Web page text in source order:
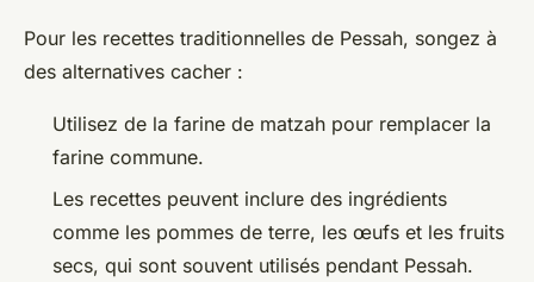
Pour les recettes traditionnelles de Pessah, songez à
des alternatives cacher :
Utilisez de la farine de matzah pour remplacer la
farine commune.
Les recettes peuvent inclure des ingrédients
comme les pommes de terre, les œufs et les fruits
secs, qui sont souvent utilisés pendant Pessah.